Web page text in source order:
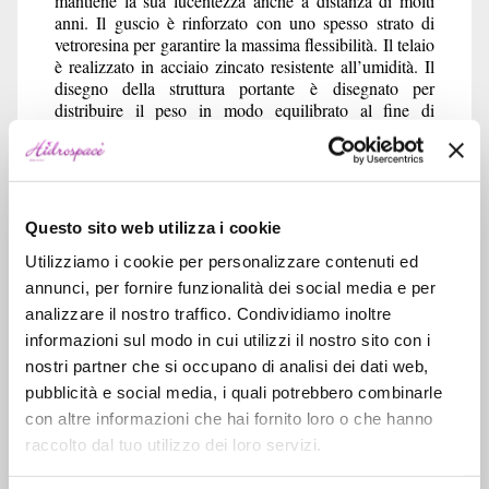
Questo sito web utilizza i cookie
Utilizziamo i cookie per personalizzare contenuti ed
annunci, per fornire funzionalità dei social media e per
analizzare il nostro traffico. Condividiamo inoltre
informazioni sul modo in cui utilizzi il nostro sito con i
nostri partner che si occupano di analisi dei dati web,
pubblicità e social media, i quali potrebbero combinarle
con altre informazioni che hai fornito loro o che hanno
raccolto dal tuo utilizzo dei loro servizi.
anni. Il guscio è rinforzato con uno spesso strato di
vetroresina per garantire la massima flessibilità. Il telaio
è realizzato in acciaio zincato resistente all’umidità. Il
disegno della struttura portante è disegnato per
distribuire il peso in modo equilibrato al fine di
scongiurare eventuali rotture del guscio. Tutti i
componenti, compresi quelli del sistema
idromassaggio, sono di produzione esclusivamente
l’innovativa tecnologia Hidrosilent per garantire il
massimo confort. Anche il sistema di gestione
elettronica è completamente di produzione italiana nel
rispetto dei relativi standard di qualità e sicurezza.
MISURE IN cm: Lunghezza x larghezza
130 -140 -150 X 80
CARATTERISTICHE:
Guscio realizzato in acrilico di primissima qualità
antiallergico rinforzato con vetroresina;
vetroresina;